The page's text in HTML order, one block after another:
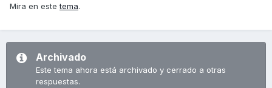
Mira en estetema.
Archivado
Este tema ahora está archivado y cerrado a otras
respuestas.